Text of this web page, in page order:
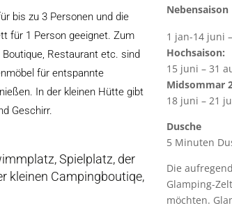
bis zu 3 Personen und die
für 1 Person geeignet. Zum
Restaurant etc. sind
für entspannte
In der kleinen Hütte gibt
Geschirr.
Spielplatz, der
kleinen Campingboutiqe,
Nebensaison
1 jan-14 juni
Hochsaison:
15 juni – 31
Midsommar
18 juni – 21
Dusche
5 Minuten
Die
Glamping-
möchten.